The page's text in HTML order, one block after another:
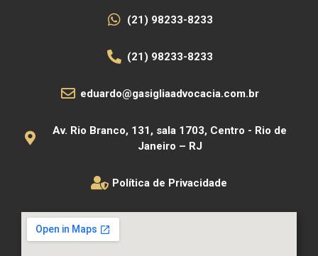
(21) 98233-8233
(21) 98233-8233
eduardo@gasigliaadvocacia.com.br
Av. Rio Branco, 131, sala 1703, Centro - Rio de
Janeiro – RJ
Política de Privacidade